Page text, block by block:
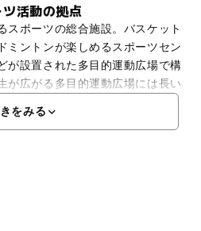
活動の拠点
スポーツの総合施設。バスケット
ミントンが楽しめるスポーツセン
が設置された多目的運動広場で構
が広がる多目的運動広場には長い
をみる